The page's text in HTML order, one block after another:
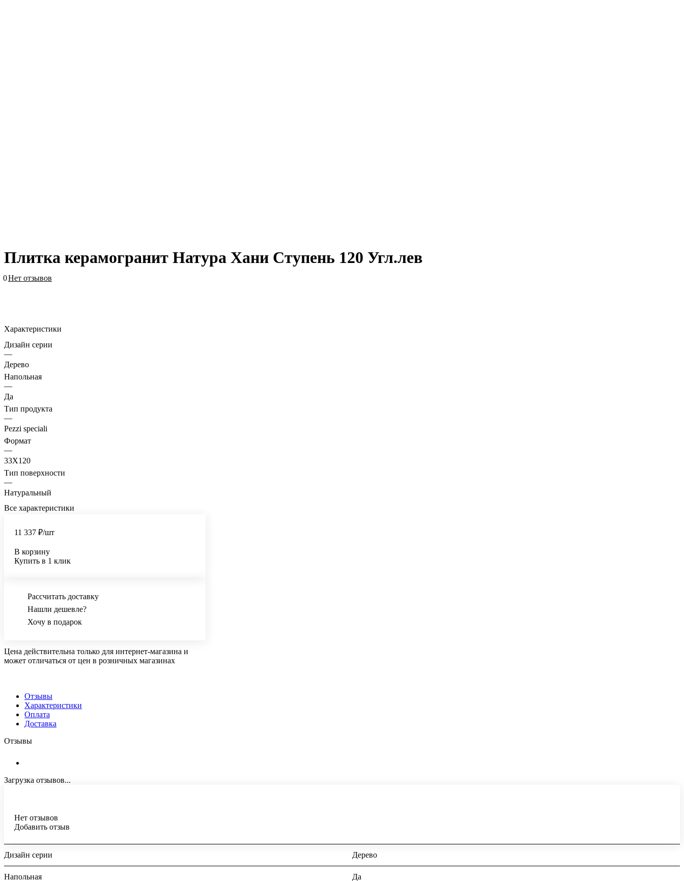
Плитка керамогранит Натура Хани Ступень 120 Угл.лев
0Нет отзывов
Характеристики
Дизайн серии
—
Дерево
Напольная
—
Да
Тип продукта
—
Pezzi speciali
Формат
—
33X120
Тип поверхности
—
Натуральный
Все характеристики
11 337 ₽/шт
В корзину
Купить в 1 клик
Рассчитать доставку
Нашли дешевле?
Хочу в подарок
Цена действительна только для интернет-магазина и
может отличаться от цен в розничных магазинах
Отзывы
Характеристики
Оплата
Доставка
Отзывы
Загрузка отзывов...
Нет отзывов
Добавить отзыв
Дизайн серии Дерево
Напольная Да